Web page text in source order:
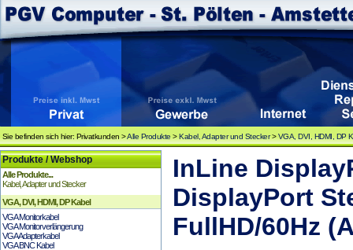
Sie befinden sich hier: Privatkunden >Alle Produkte >Kabel, Adapter und Stecker>VGA, DVI, HDMI, DP
Produkte / Webshop
Alle Produkte...
Kabel, Adapter und Stecker
VGA, DVI, HDMI, DP Kabel
VGA Monitorkabel
VGA Monitorverlängerung
VGA Adapterkabel
VGA BNC Kabel
InLine
DisplayPort
FullHD/60Hz